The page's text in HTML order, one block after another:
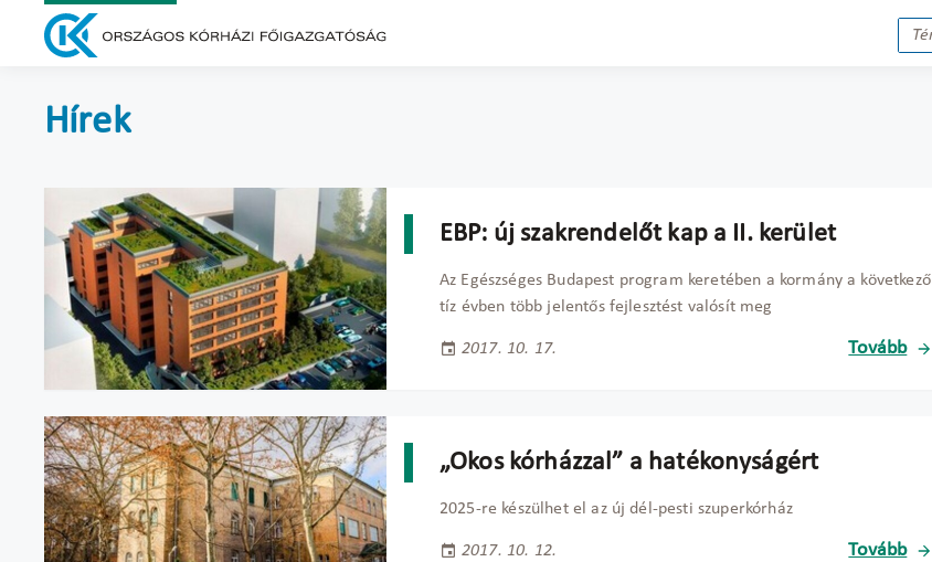
Hírek
EBP: új szakrendelőt kap a II. kerület
Az Egészséges Budapest program keretében a kormány a következő
tíz évben több jelentős fejlesztést valósít meg
2017. 10. 17. Tovább
„Okos kórházzal” a hatékonyságért
2025-re készülhet el az új dél-pesti szuperkórház
2017. 10. 12. Tovább